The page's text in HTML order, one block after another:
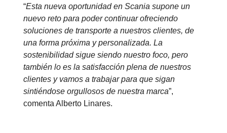
“Esta nueva oportunidad en Scania supone un
nuevo reto para poder continuar ofreciendo
soluciones de transporte a nuestros clientes, de
una forma próxima y personalizada. La
sostenibilidad sigue siendo nuestro foco, pero
también lo es la satisfacción plena de nuestros
clientes y vamos a trabajar para que sigan
sintiéndose orgullosos de nuestra marca”,
comenta Alberto Linares.